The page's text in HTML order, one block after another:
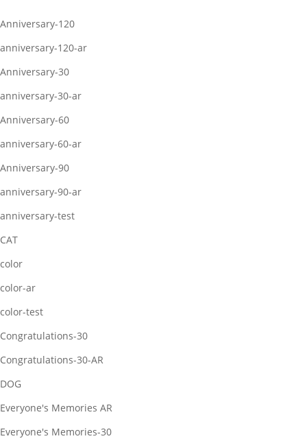
Anniversary-120
anniversary-120-ar
Anniversary-30
anniversary-30-ar
Anniversary-60
anniversary-60-ar
Anniversary-90
anniversary-90-ar
anniversary-test
CAT
color
color-ar
color-test
Congratulations-30
Congratulations-30-AR
DOG
Everyone's Memories AR
Everyone's Memories-30